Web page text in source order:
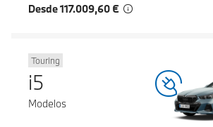
Desde 117.009,60 €
Touring
i5
Modelos